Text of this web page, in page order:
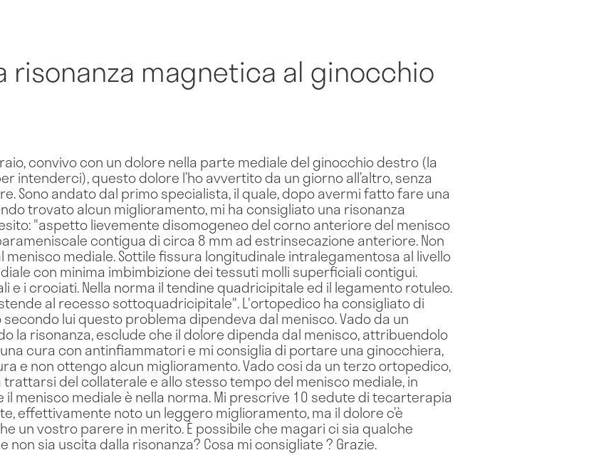
risonanza magnetica al ginocchio
convivo con un dolore nella parte mediale del ginocchio destro (la
intenderci), questo dolore l’ho avvertito da un giorno all’altro, senza
Sono andato dal primo specialista, il quale, dopo avermi fatto fare una
trovato alcun miglioramento, mi ha consigliato una risonanza
"aspetto lievemente disomogeneo del corno anteriore del menisco
contigua di circa 8 mm ad estrinsecazione anteriore. Non
mediale. Sottile fissura longitudinale intralegamentosa al livello
con minima imbimbizione dei tessuti molli superficiali contigui.
e i crociati. Nella norma il tendine quadricipitale ed il legamento rotuleo.
al recesso sottoquadricipitale". L'ortopedico ha consigliato di
lui questo problema dipendeva dal menisco. Vado da un
la risonanza, esclude che il dolore dipenda dal menisco, attribuendolo
cura con antinfiammatori e mi consiglia di portare una ginocchiera,
e non ottengo alcun miglioramento. Vado cosi da un terzo ortopedico,
del collaterale e allo stesso tempo del menisco mediale, in
menisco mediale è nella norma. Mi prescrive 10 sedute di tecarterapia
effettivamente noto un leggero miglioramento, ma il dolore c’è
un vostro parere in merito. È possibile che magari ci sia qualche
sia uscita dalla risonanza? Cosa mi consigliate ? Grazie.